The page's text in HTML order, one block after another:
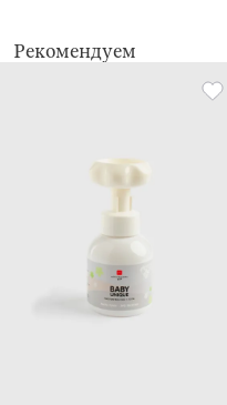
Рекомендуем